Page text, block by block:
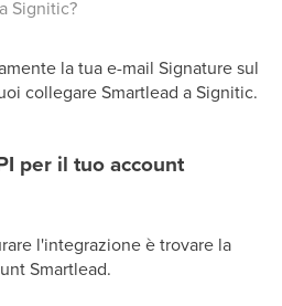
Signitic?
la tua e-mail Signature sul
collegare Smartlead a Signitic.
per il tuo account
l'integrazione è trovare la
Smartlead.